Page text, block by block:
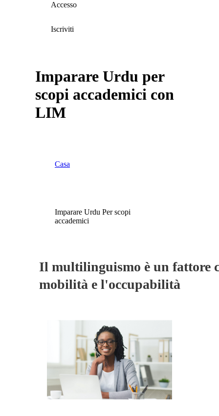
Accesso
Iscriviti
Imparare Urdu per
scopi accademici con
LIM
Casa
Imparare Urdu Per scopi
accademici
Il multilinguismo è un fattore
mobilità e l'occupabilità